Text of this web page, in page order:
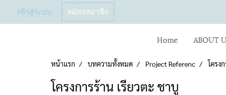
เข้าสู่ระบบ สมัครสมาชิก
Home ABOUT
หน้าแรก บทความทั้งหมด Project Referenc โครง
โครงการร้าน เรียวตะ ชาบู